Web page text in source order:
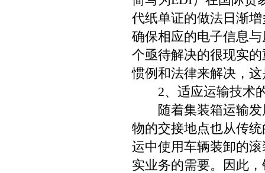
代纸单证的做法日渐
确保相应的电子信息
个亟待解决的很现实
惯例和法律来解决，
2、适应运输技术的
随着集装箱运输发
物的交接地点也从传
运中使用车辆装卸的
实业务的需要。因此